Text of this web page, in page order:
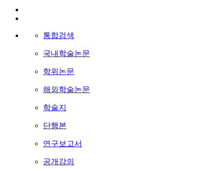
통합검색
국내학술논문
학위논문
해외학술논문
학술지
단행본
연구보고서
공개강의